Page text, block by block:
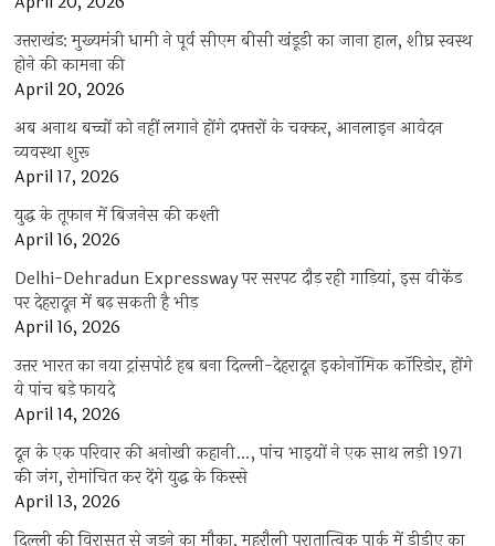
उत्तराखंड: मुख्यमंत्री धामी ने पूर्व सीएम बीसी खंडूड़ी का जाना हाल, शीघ्र स्वस्थ
होने की कामना की
April 20, 2026
अब अनाथ बच्चों को नहीं लगाने होंगे दफ्तरों के चक्कर, आनलाइन आवेदन
व्यवस्था शुरू
April 17, 2026
युद्ध के तूफान में बिजनेस की कश्ती
April 16, 2026
Delhi-Dehradun Expressway पर सरपट दौड़ रही गाड़ियां, इस वीकेंड
पर देहरादून में बढ़ सकती है भीड़
April 16, 2026
उत्तर भारत का नया ट्रांसपोर्ट हब बना दिल्ली-देहरादून इकोनॉमिक कॉरिडोर, होंगे
ये पांच बड़े फायदे
April 14, 2026
दून के एक परिवार की अनोखी कहानी…, पांच भाइयों ने एक साथ लड़ी 1971
की जंग, रोमांचित कर देंगे युद्ध के किस्से
April 13, 2026